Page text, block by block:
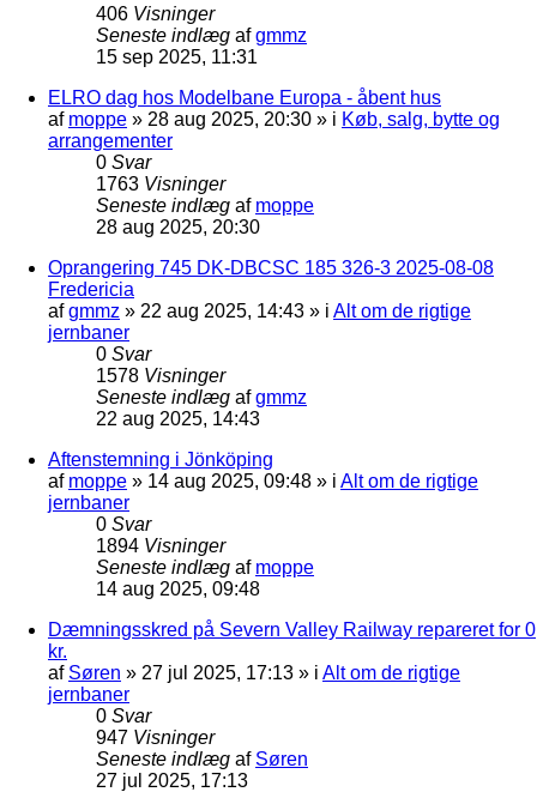
406 Visninger
Seneste indlæg afgmmz
15 sep 2025, 11:31
ELRO dag hos Modelbane Europa - åbent hus
af moppe » 28 aug 2025, 20:30 » i Køb, salg, bytte og
arrangementer
0 Svar
1763 Visninger
Seneste indlæg af moppe
28 aug 2025, 20:30
Oprangering 745 DK-DBCSC 185 326-3 2025-08-08
Fredericia
afgmmz » 22 aug 2025, 14:43 » i Alt om de rigtige
jernbaner
0 Svar
1578 Visninger
Seneste indlæg afgmmz
22 aug 2025, 14:43
Aftenstemning i Jönköping
af moppe » 14 aug 2025, 09:48 » i Alt om de rigtige
jernbaner
0 Svar
1894 Visninger
Seneste indlæg af moppe
14 aug 2025, 09:48
Dæmningsskred på Severn Valley Railway repareret for 0
kr.
af Søren » 27 jul 2025, 17:13 » i Alt om de rigtige
jernbaner
0 Svar
947 Visninger
Seneste indlæg af Søren
27 jul 2025, 17:13